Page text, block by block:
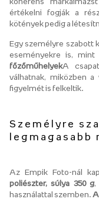
értékelni fogják a
kötények pedig a
Egy személyre szabott
eseményekre is, mint
főzőműhelyekA
válhatnak, miközben
figyelmét is felkeltik.
Személyre
legmagasabb
Az Empik Foto-nál
poliészter, súlya 350 g,
használattal szemben.